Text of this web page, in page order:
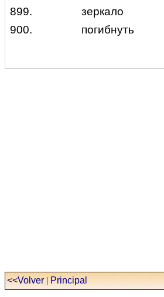
899.
зеркало
900.
погибнуть
<<Volver|Principal